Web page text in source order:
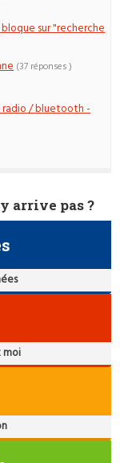
sur "recherche
(37 réponses )
/ bluetooth -
arrive pas ?
moi